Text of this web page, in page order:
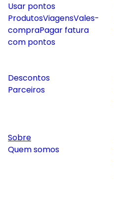
Usar pontos
ProdutosViagensVales-
compraPagar fatura
com pontos
Descontos
Parceiros
Sobre
Quem somos